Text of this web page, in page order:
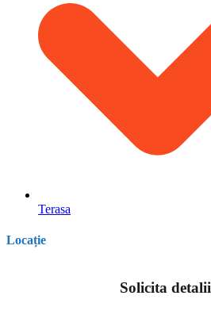
Terasa
Locație
Solicita detalii